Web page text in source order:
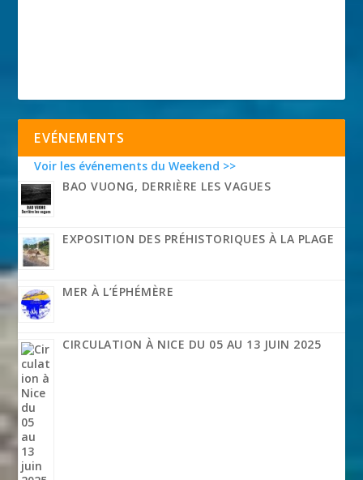
EVÉNEMENTS
Voir les événements du Weekend >>
BAO VUONG, DERRIÈRE LES VAGUES
EXPOSITION DES PRÉHISTORIQUES À LA PLAGE
MER À L’ÉPHÉMÈRE
CIRCULATION À NICE DU 05 AU 13 JUIN 2025